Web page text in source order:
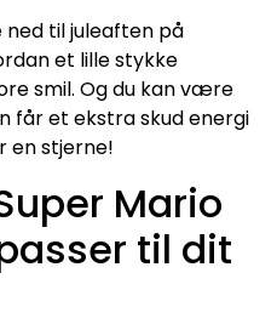
til juleaften på
et lille stykke
smil. Og du kan være
får et ekstra skud energi
en stjerne!
Mario
til dit